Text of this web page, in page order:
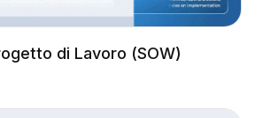
di Lavoro (SOW)